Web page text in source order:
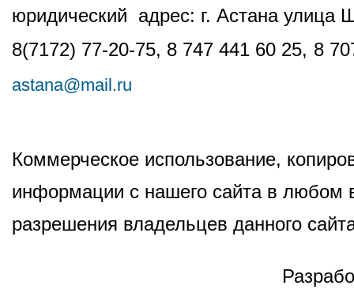
юридический адрес: г. Астана
8(7172) 77-20-75, 8 747 441 60 25, 8
astana@mail.ru
Коммерческое использование,
информации с нашего сайта в любом
разрешения владельцев данного